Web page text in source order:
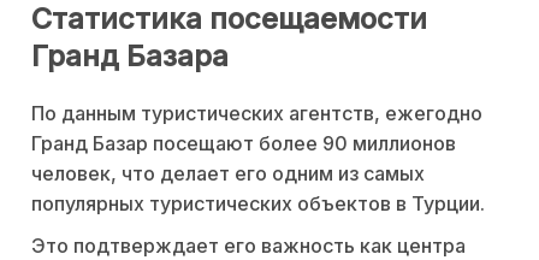
Статистика посещаемости
Гранд Базара
По данным туристических агентств, ежегодно
Гранд Базар посещают более 90 миллионов
человек, что делает его одним из самых
популярных туристических объектов в Турции.
Это подтверждает его важность как центра